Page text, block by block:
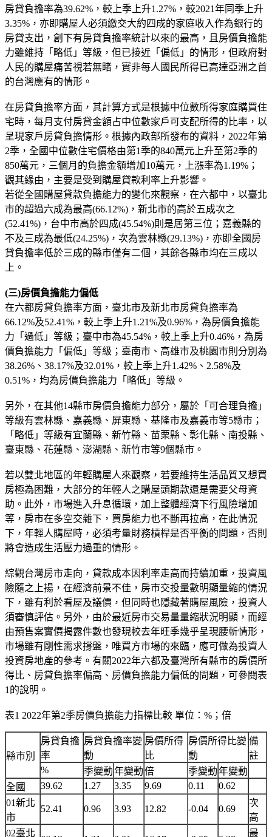
房貸負擔率為39.62%，較上季上升1.27%，較2021年同季上升
3.35%，亦即購屋人必須繳交大約四成的家庭收入作為銀行的
房貸支出，創下有房貸負擔率統計以來的最高，且房價負擔能
力雖維持「略低」等級，但已接近「偏低」的情形，但政府對
人民的購屋痛苦視若無睹，實非每人國民所得已高達亞洲之首
的台灣應有的情形。
在房貸負擔率方面，其計算方式是根據中位數所得家庭購買住
宅時，每月支付房貸金額占中位數家戶可支配所得的比率，以
呈現家戶房貸負擔情形。根據內政部所發布的資料，2022年第
2季，全國中位數住宅價格由第1季的840萬元上升至第2季的
850萬元，三個月的負擔金額增加10萬元，上漲率為1.19%；
觀其緣由，主要是受到購屋貸款利率上升影響。
若從全國購屋貸款負擔能力的變化來觀察，在六都中，以臺北
市的超過六成為最高(66.12%)，新北市的高於五成次之
(52.41%)，台中市高於四成(45.54%)則是居第三位；嘉義縣的
不及三成為最低(24.25%)，次為雲林縣(29.13%)，亦即全國房
貸負擔率低於三成的縣市僅有二個，其餘各縣市均在三成以
上。
(三)房價負擔能力偏低
在六都房貸負擔率方面，臺北市及新北市房貸負擔率為
66.12%及52.41%，較上季上升1.21%及0.96%，為房價負擔能
力「過低」等級；臺中市為45.54%，較上季上升0.46%，為房
價負擔能力「偏低」等級；臺南市、高雄市及桃園市則分別為
38.26%、38.17%及32.01%，較上季上升1.42%、2.58%及
0.51%，均為房價負擔能力「略低」等級。
另外，在其他14縣市房價負擔能力部分，屬於「可合理負擔」
等級有雲林縣、嘉義縣、屏東縣、基隆市及嘉義市等5縣市；
「略低」等級有宜蘭縣、新竹縣、苗栗縣、彰化縣、南投縣、
臺東縣、花蓮縣、澎湖縣、新竹市等9個縣市。
若以雙北地區的年輕購屋人來觀察，若要維持生活品質又想買
房極為困難，大部分的年輕人之購屋頭期款還是需要父母資
助。此外，市場進入升息循環，加上整體經濟下行風險增加
等，房市在多空交雜下，買房能力也不斷再拉高，在此情況
下，年輕人購屋時，必須考量財務槓桿是否平衡的問題，否則
將會造成生活壓力過重的情形。
綜觀台灣房市走向，貸款成本因利率走高而持續加重，投資風
險隨之上揚，在經濟前景不佳，房市交投量數明顯量縮的情況
下，雖有利於看屋及議價，但同時也隱藏著購屋風險，投資人
須審慎評估。另外，由於最近房市交易量量縮狀況明顯，而經
由預售案實價揭露件數也發現較去年旺季幾乎呈現腰斬情形，
市場雖有剛性需求撐盤，唯買方市場的來臨，應可做為投資人
投資房地產的參考。有關2022年六都及臺灣所有縣市的房價所
得比、房貸負擔率偏高、房價負擔能力偏低的問題，可參閱表
1的說明。
表1 2022年第2季房價負擔能力指標比較 單位：%；倍
縣市別
房貸負擔
率
房貸負擔率變
動
房價所得
比
房價所得比變
動
備
註
%
季變動年變動倍 季變動年變動
全國
39.62 1.27 3.35 9.69 0.11
0.62
01新北
市
52.41 0.96 3.93 12.82 -0.04 0.69
次
高
02臺北
最